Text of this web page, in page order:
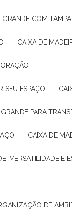
GRANDE COM
CAIXA DE
SEU ESPAÇO
GRANDE PARA
CAIXA DE
VERSATILIDADE E
DE